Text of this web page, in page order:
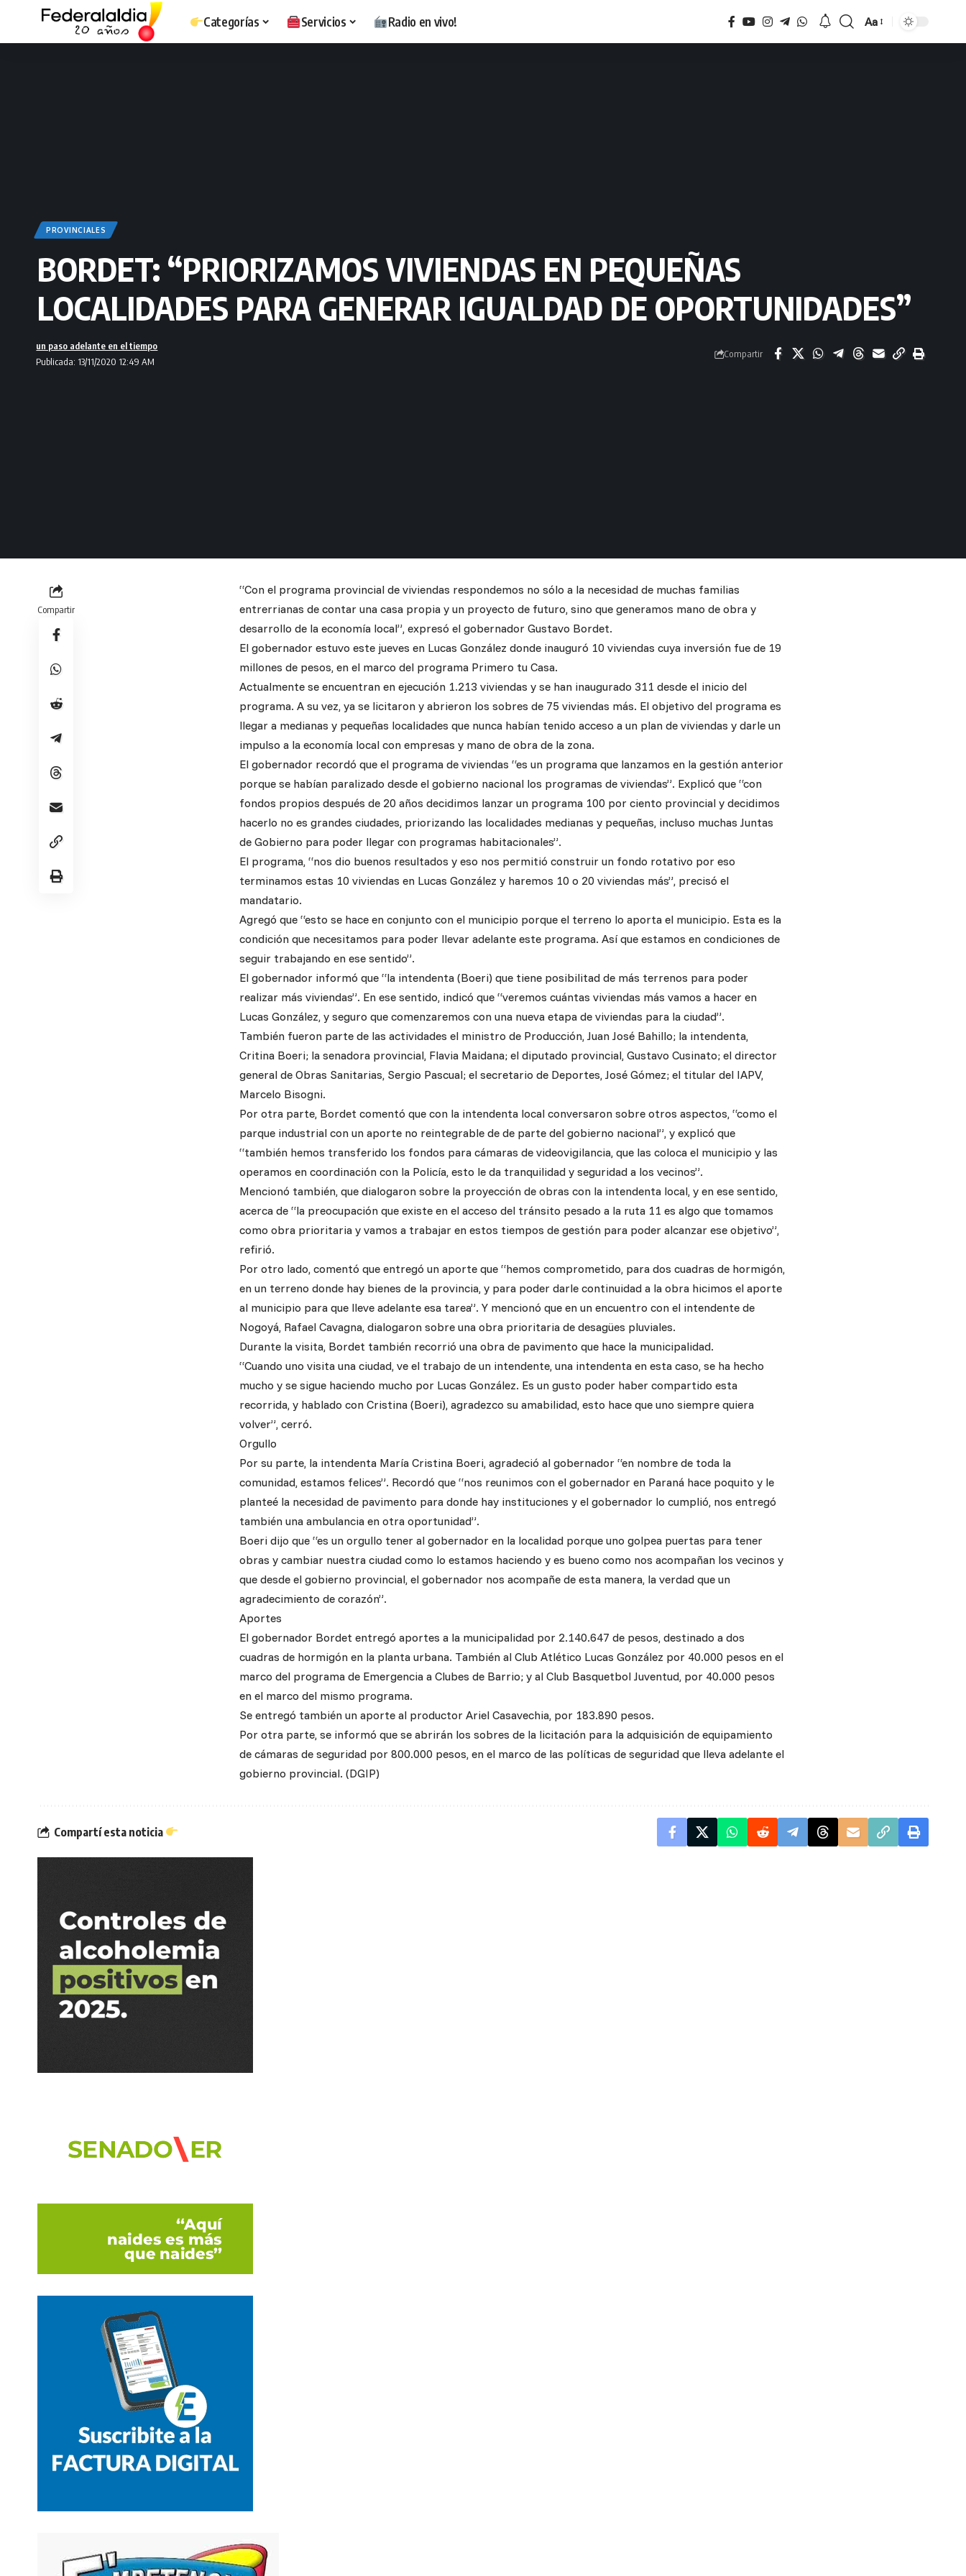
Categorías Servicios Radio en vivo!
Tamaño
Aa
PROVINCIALES
BORDET: “PRIORIZAMOS VIVIENDAS EN PEQUEÑAS
LOCALIDADES PARA GENERAR IGUALDAD DE OPORTUNIDADES”
Publicada: 13/11/2020 12:49 AM
un paso adelante en el tiempo
Compartir
Compartir
“Con el programa provincial de viviendas respondemos no sólo a la necesidad de muchas familias
entrerrianas de contar una casa propia y un proyecto de futuro, sino que generamos mano de obra y
desarrollo de la economía local”, expresó el gobernador Gustavo Bordet.
El gobernador estuvo este jueves en Lucas González donde inauguró 10 viviendas cuya inversión fue de 19
millones de pesos, en el marco del programa Primero tu Casa.
Actualmente se encuentran en ejecución 1.213 viviendas y se han inaugurado 311 desde el inicio del
programa. A su vez, ya se licitaron y abrieron los sobres de 75 viviendas más. El objetivo del programa es
llegar a medianas y pequeñas localidades que nunca habían tenido acceso a un plan de viviendas y darle un
impulso a la economía local con empresas y mano de obra de la zona.
El gobernador recordó que el programa de viviendas “es un programa que lanzamos en la gestión anterior
porque se habían paralizado desde el gobierno nacional los programas de viviendas”. Explicó que “con
fondos propios después de 20 años decidimos lanzar un programa 100 por ciento provincial y decidimos
hacerlo no es grandes ciudades, priorizando las localidades medianas y pequeñas, incluso muchas Juntas
de Gobierno para poder llegar con programas habitacionales”.
El programa, “nos dio buenos resultados y eso nos permitió construir un fondo rotativo por eso
terminamos estas 10 viviendas en Lucas González y haremos 10 o 20 viviendas más”, precisó el
mandatario.
Agregó que “esto se hace en conjunto con el municipio porque el terreno lo aporta el municipio. Esta es la
condición que necesitamos para poder llevar adelante este programa. Así que estamos en condiciones de
seguir trabajando en ese sentido”.
El gobernador informó que “la intendenta (Boeri) que tiene posibilitad de más terrenos para poder
realizar más viviendas”. En ese sentido, indicó que “veremos cuántas viviendas más vamos a hacer en
Lucas González, y seguro que comenzaremos con una nueva etapa de viviendas para la ciudad”.
También fueron parte de las actividades el ministro de Producción, Juan José Bahillo; la intendenta,
Critina Boeri; la senadora provincial, Flavia Maidana; el diputado provincial, Gustavo Cusinato; el director
general de Obras Sanitarias, Sergio Pascual; el secretario de Deportes, José Gómez; el titular del IAPV,
Marcelo Bisogni.
Por otra parte, Bordet comentó que con la intendenta local conversaron sobre otros aspectos, “como el
parque industrial con un aporte no reintegrable de de parte del gobierno nacional”, y explicó que
“también hemos transferido los fondos para cámaras de videovigilancia, que las coloca el municipio y las
operamos en coordinación con la Policía, esto le da tranquilidad y seguridad a los vecinos”.
Mencionó también, que dialogaron sobre la proyección de obras con la intendenta local, y en ese sentido,
acerca de “la preocupación que existe en el acceso del tránsito pesado a la ruta 11 es algo que tomamos
como obra prioritaria y vamos a trabajar en estos tiempos de gestión para poder alcanzar ese objetivo”,
refirió.
Por otro lado, comentó que entregó un aporte que “hemos comprometido, para dos cuadras de hormigón,
en un terreno donde hay bienes de la provincia, y para poder darle continuidad a la obra hicimos el aporte
al municipio para que lleve adelante esa tarea”. Y mencionó que en un encuentro con el intendente de
Nogoyá, Rafael Cavagna, dialogaron sobre una obra prioritaria de desagües pluviales.
Durante la visita, Bordet también recorrió una obra de pavimento que hace la municipalidad.
“Cuando uno visita una ciudad, ve el trabajo de un intendente, una intendenta en esta caso, se ha hecho
mucho y se sigue haciendo mucho por Lucas González. Es un gusto poder haber compartido esta
recorrida, y hablado con Cristina (Boeri), agradezco su amabilidad, esto hace que uno siempre quiera
volver”, cerró.
Orgullo
Por su parte, la intendenta María Cristina Boeri, agradeció al gobernador “en nombre de toda la
comunidad, estamos felices”. Recordó que “nos reunimos con el gobernador en Paraná hace poquito y le
planteé la necesidad de pavimento para donde hay instituciones y el gobernador lo cumplió, nos entregó
también una ambulancia en otra oportunidad”.
Boeri dijo que “es un orgullo tener al gobernador en la localidad porque uno golpea puertas para tener
obras y cambiar nuestra ciudad como lo estamos haciendo y es bueno como nos acompañan los vecinos y
que desde el gobierno provincial, el gobernador nos acompañe de esta manera, la verdad que un
agradecimiento de corazón”.
Aportes
El gobernador Bordet entregó aportes a la municipalidad por 2.140.647 de pesos, destinado a dos
cuadras de hormigón en la planta urbana. También al Club Atlético Lucas González por 40.000 pesos en el
marco del programa de Emergencia a Clubes de Barrio; y al Club Basquetbol Juventud, por 40.000 pesos
en el marco del mismo programa.
Se entregó también un aporte al productor Ariel Casavechia, por 183.890 pesos.
Por otra parte, se informó que se abrirán los sobres de la licitación para la adquisición de equipamiento
de cámaras de seguridad por 800.000 pesos, en el marco de las políticas de seguridad que lleva adelante el
gobierno provincial. (DGIP)
Compartí esta noticia